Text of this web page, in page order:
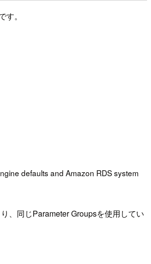
す。
defaults and Amazon RDS system
、同じParameter Groupsを使用してい